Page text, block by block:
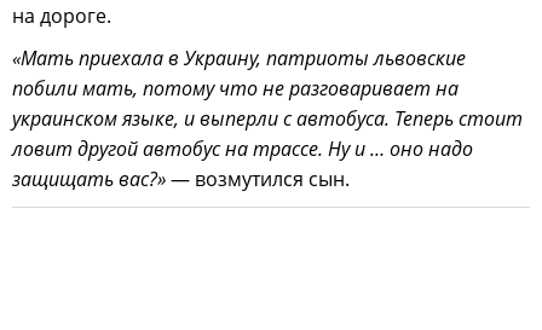
на дороге.
«Мать приехала в Украину, патриоты львовские
побили мать, потому что не разговаривает на
украинском языке, и выперли с автобуса. Теперь стоит
ловит другой автобус на трассе. Ну и … оно надо
защищать вас?»— возмутился сын.